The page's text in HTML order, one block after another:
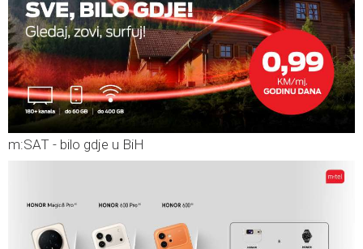
m:SAT - bilo gdje u BiH